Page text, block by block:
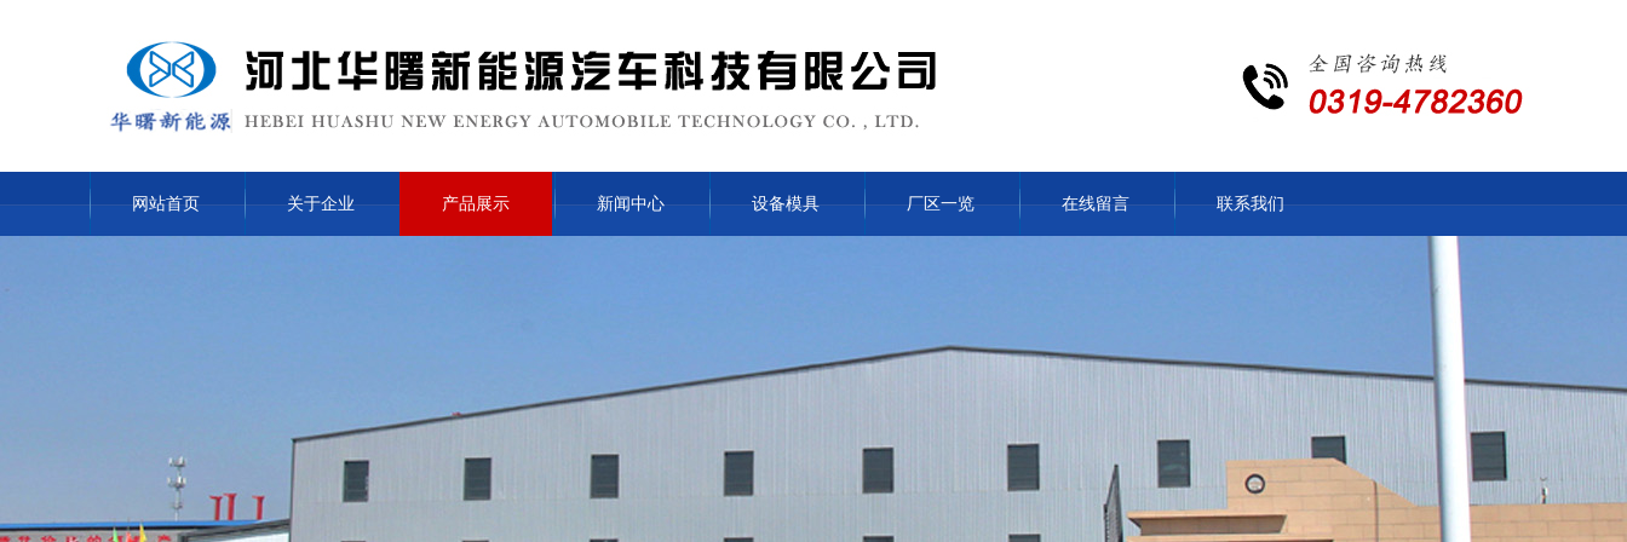
网站首页 关于企业 产品展示 新闻中心 设备模具 厂区一览 在线留言 联系我们